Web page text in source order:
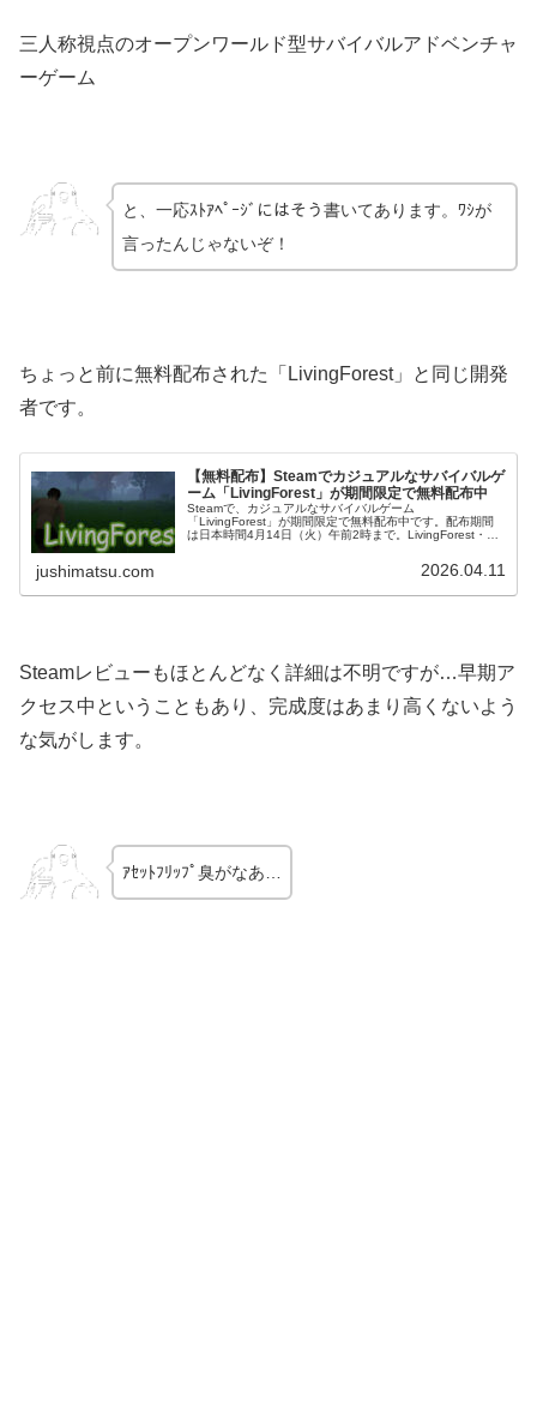
三人称視点のオープンワールド型サバイバルアドベンチャ
ーゲーム
と、一応ｽﾄｱﾍﾟｰｼﾞにはそう書いてあります。ﾜｼが
言ったんじゃないぞ！
ちょっと前に無料配布された「LivingForest」と同じ開発
者です。
【無料配布】Steamでカジュアルなサバイバルゲ
ーム「LivingForest」が期間限定で無料配布中
Steamで、カジュアルなサバイバルゲーム
「LivingForest」が期間限定で無料配布中です。配布期間
は日本時間4月14日（火）午前2時まで。LivingForest・リ
jushimatsu.com 2026.04.11
Steamレビューもほとんどなく詳細は不明ですが…早期ア
クセス中ということもあり、完成度はあまり高くないよう
な気がします。
ｱｾｯﾄﾌﾘｯﾌﾟ臭がなあ…